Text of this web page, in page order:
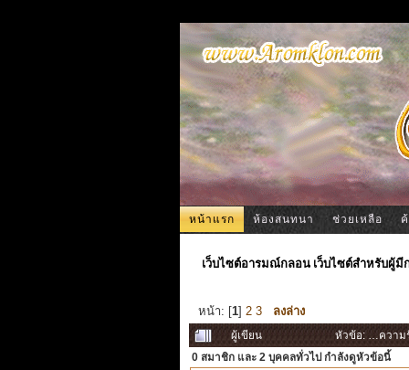
หน้าแรก ห้องสนทนา ช่วยเหลือ
เว็บไซต์อารมณ์กลอน เว็บไซต์สำหรับผู้มี
หน้า: [1] 2 3 ลงล่าง
ผู้เขียน
หัวข้อ: …ความ
0 สมาชิก และ 2 บุคคลทั่วไป กำลังดูหัวข้อนี้